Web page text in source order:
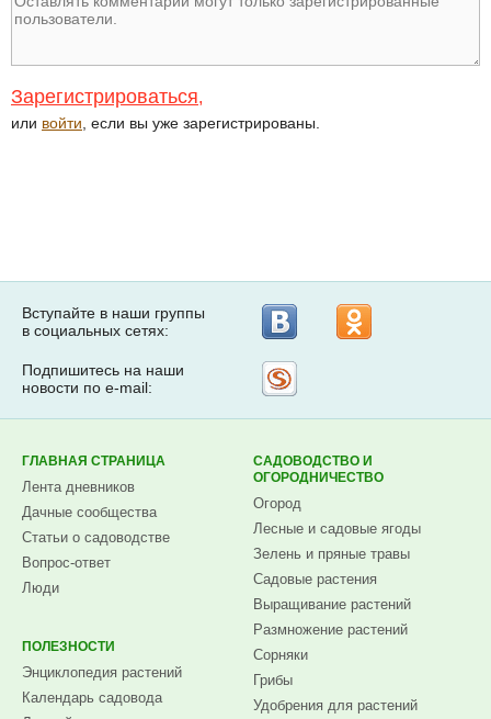
Зарегистрироваться,
или войти , если вы уже зарегистрированы.
Вступайте в наши группы
в социальных сетях:
Подпишитесь на наши
новости по e-mail:
ГЛАВНАЯ СТРАНИЦА
Лента дневников
Дачные сообщества
Статьи о садоводстве
Вопрос-ответ
Люди
ПОЛЕЗНОСТИ
Энциклопедия растений
Календарь садовода
САДОВОДСТВО И
ОГОРОДНИЧЕСТВО
Огород
Лесные и садовые ягоды
Зелень и пряные травы
Садовые растения
Выращивание растений
Размножение растений
Сорняки
Грибы
Удобрения для растений